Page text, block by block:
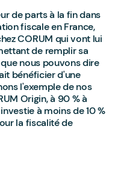
de parts à la fin dans
fiscale en France,
CORUM qui vont lui
de remplir sa
nous pouvons dire
bénéficier d'une
l'exemple de nos
Origin, à 90 % à
à moins de 10 %
la fiscalité de